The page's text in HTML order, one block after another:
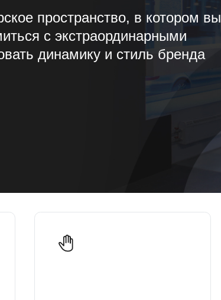
пространство, в котором вы
с экстраординарными
динамику и стиль бренда